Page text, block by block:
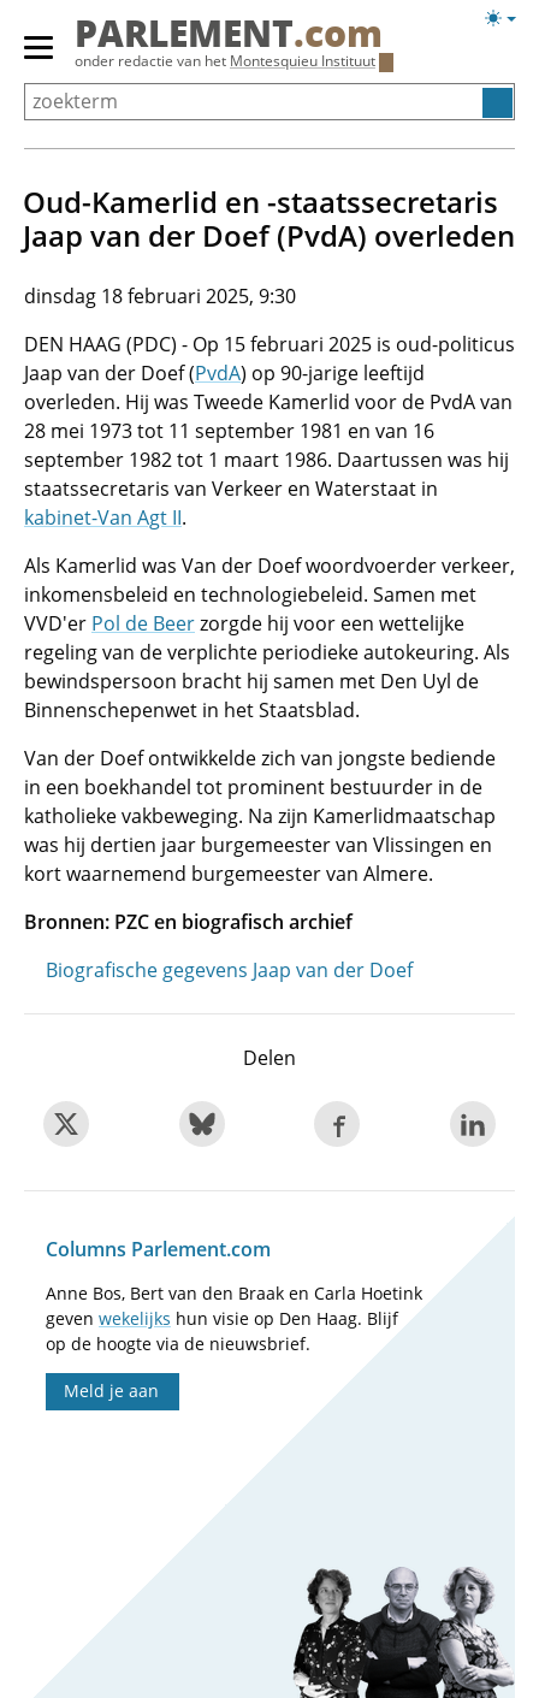
Overslaan
Primair
menu
tonen/verbergen
PARLEMENT.com
onder redactie van het Montesquieu Instituut
Oud-Kamerlid en -staatssecretaris
Jaap van der Doef (PvdA) overleden
dinsdag 18 februari 2025, 9:30
DEN HAAG (PDC) - Op 15 februari 2025 is oud-politicus
Jaap van der Doef (PvdA) op 90-jarige leeftijd
overleden. Hij was Tweede Kamerlid voor de PvdA van
28 mei 1973 tot 11 september 1981 en van 16
september 1982 tot 1 maart 1986. Daartussen was hij
staatssecretaris van Verkeer en Waterstaat in
kabinet-Van Agt II.
Als Kamerlid was Van der Doef woordvoerder verkeer,
inkomensbeleid en technologiebeleid. Samen met
VVD'er Pol de Beerzorgde hij voor een wettelijke
regeling van de verplichte periodieke autokeuring. Als
bewindspersoon bracht hij samen met Den Uyl de
Binnenschepenwet in het Staatsblad.
Van der Doef ontwikkelde zich van jongste bediende
in een boekhandel tot prominent bestuurder in de
katholieke vakbeweging. Na zijn Kamerlidmaatschap
was hij dertien jaar burgemeester van Vlissingen en
kort waarnemend burgemeester van Almere.
Bronnen: PZC en biografisch archief
Biografische gegevens Jaap van der Doef
Delen
Columns Parlement.com
Anne Bos, Bert van den Braak en Carla Hoetink
geven wekelijks hun visie op Den Haag. Blijf
op de hoogte via de nieuwsbrief.
Meld je aan